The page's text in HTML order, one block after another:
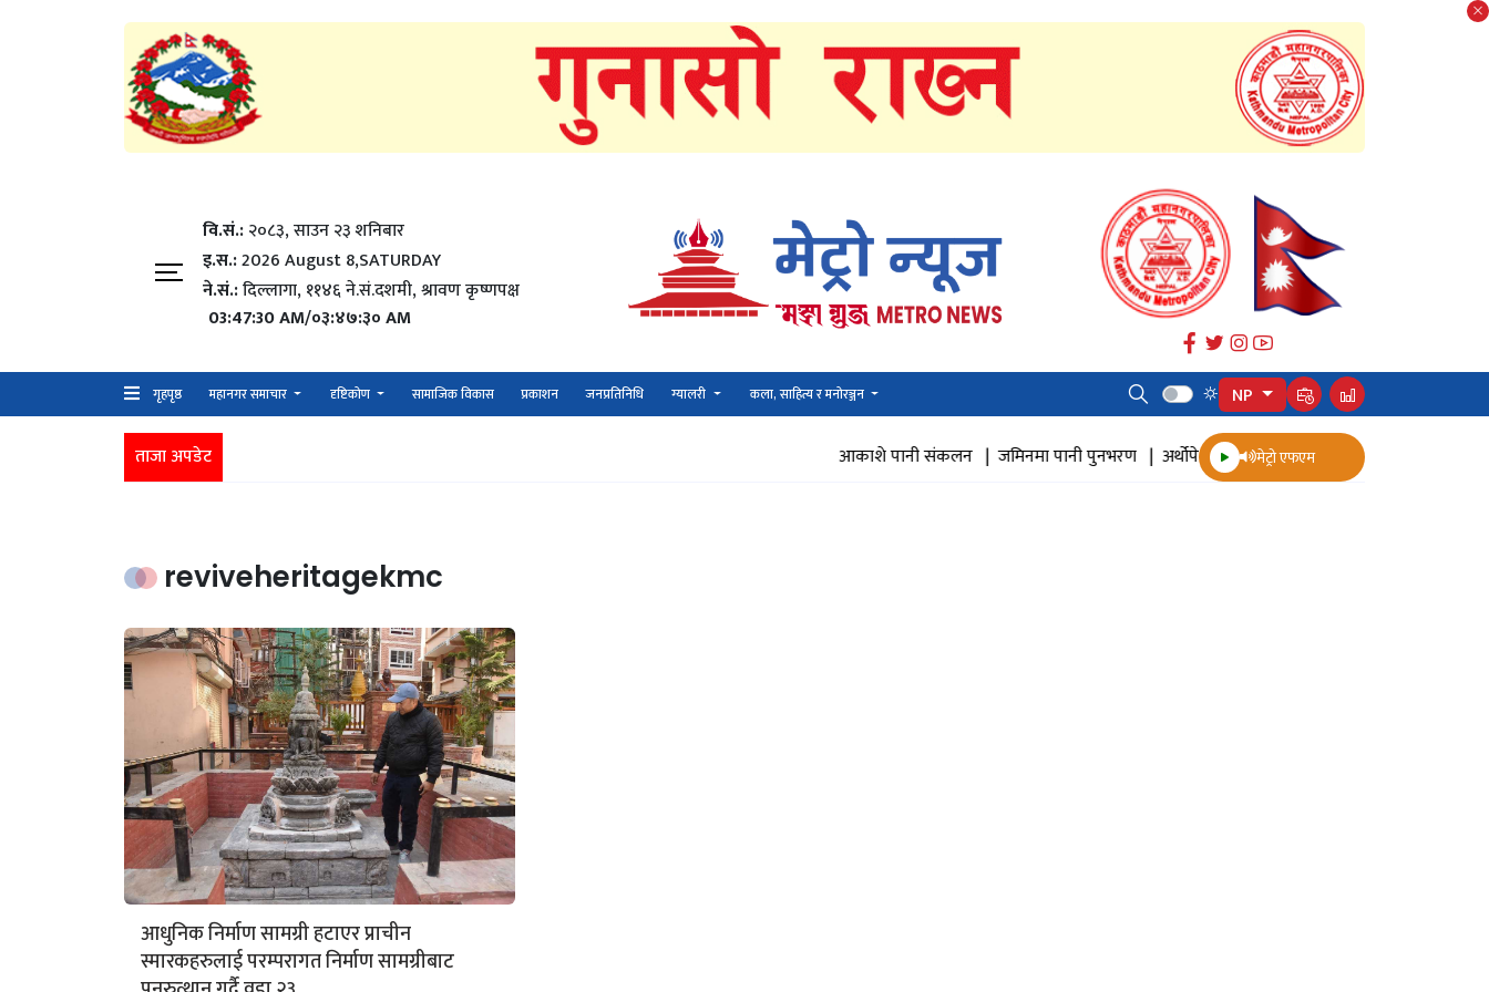
वि.सं.:२०८३, साउन २३ शनिबार
इ.स.:2026 August 8,SATURDAY
ने.सं.:दिल्लागा, ११४६ ने.सं.दशमी, श्रावण कृष्णपक्ष
03:47:30 AM/०३:४७:३० AM
गृहपृष्ठ महानगर समाचार दृष्टिकोण सामाजिक विकास प्रकाशन जनप्रतिनिधि ग्यालरी कला, साहित्य र मनोरञ्जन NP
ताजा अपडेट आकाशे पानी संकलन | जमिनमा पानी पुनभरण | अर्थोपेडिक इम्प्लान्ट |ज्येष्ठ नागरिक स्वास्थ्य
मेट्रो एफएम
reviveheritagekmc
आधुनिक निर्माण सामग्री हटाएर प्राचीन
स्मारकहरुलाई परम्परागत निर्माण सामग्रीबाट